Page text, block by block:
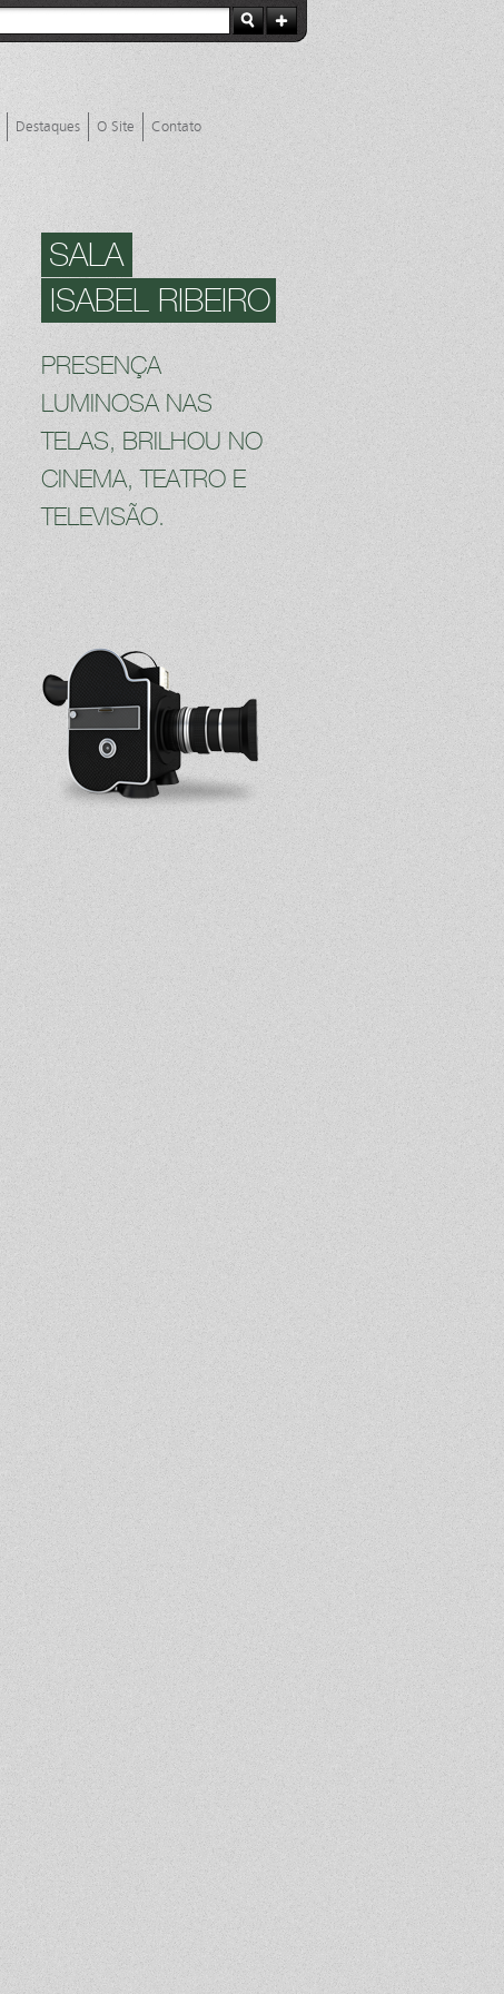
Destaques O Site Contato
SALA
ISABEL RIBEIRO
PRESENÇA
LUMINOSA NAS
TELAS, BRILHOU NO
CINEMA, TEATRO E
TELEVISÃO.